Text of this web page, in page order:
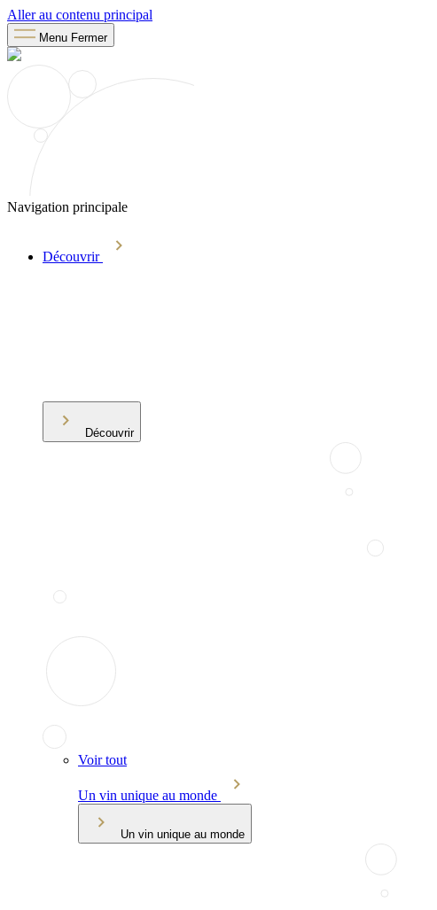
Aller au contenu principal
Menu Fermer
Navigation principale
Découvrir
Découvrir
Voir tout
Un vin unique au monde
Un vin unique au monde